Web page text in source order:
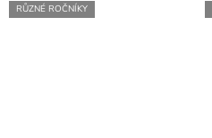
RŮZNÉ ROČNÍKY